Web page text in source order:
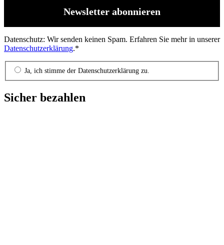
Datenschutz: Wir senden keinen Spam. Erfahren Sie mehr in unserer
Datenschutzerklärung.*
Ja, ich stimme der Datenschutzerklärung zu.
Sicher bezahlen